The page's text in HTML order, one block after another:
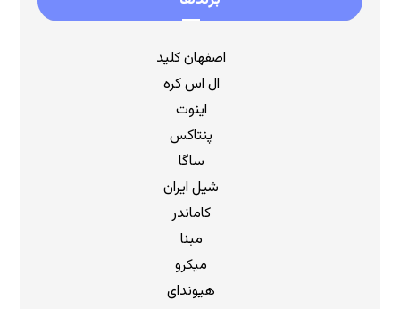
اصفهان کلید
ال اس کره
اینوت
پنتاکس
ساگا
شیل ایران
کاماندر
مبنا
میکرو
هیوندای